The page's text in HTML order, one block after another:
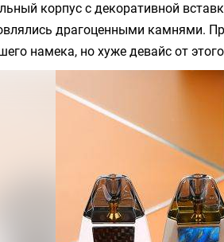
корпус с декоративной
драгоценными камнями.
намека, но хуже девайс от